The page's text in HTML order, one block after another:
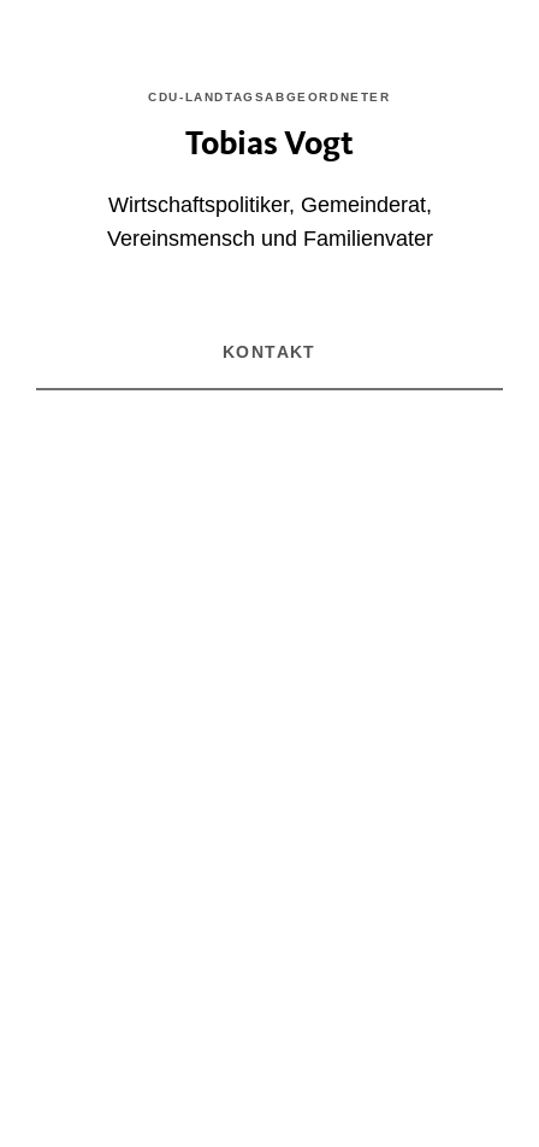
CDU-LANDTAGSABGEORDNETER
Tobias Vogt
Wirtschaftspolitiker, Gemeinderat,
Vereinsmensch und Familienvater
KONTAKT